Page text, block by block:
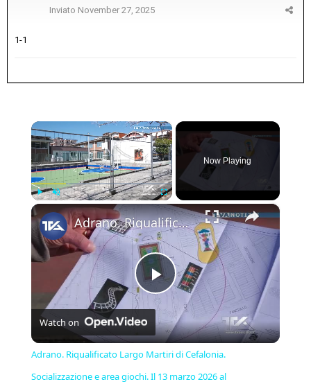
Inviato November 27, 2025
1-1
×
Fullscreen
Now Playing
×
Play
Video
Adrano. Riqualificato Largo Martiri di Cefalonia. Socializzazione e area giochi. Il 13 marzo 2026 al
Watch on
Adrano. Riqualificato Largo Martiri di Cefalonia.
Socializzazione e area giochi. Il 13 marzo 2026 al